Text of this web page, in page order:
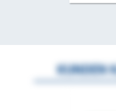
KUNDEN